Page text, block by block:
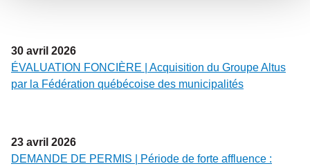
30 avril 2026
ÉVALUATION FONCIÈRE | Acquisition du Groupe Altus
par la Fédération québécoise des municipalités
23 avril 2026
DEMANDE DE PERMIS | Période de forte affluence :